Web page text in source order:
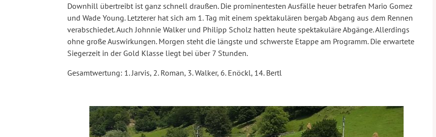
Downhill übertreibt ist ganz schnell draußen. Die prominentesten Ausfälle heuer betrafen Mario Gomez
und Wade Young. Letzterer hat sich am 1. Tag mit einem spektakulären bergab Abgang aus dem Rennen
verabschiedet. Auch Johnnie Walker und Philipp Scholz hatten heute spektakuläre Abgänge. Allerdings
ohne große Auswirkungen. Morgen steht die längste und schwerste Etappe am Programm. Die erwartete
Siegerzeit in der Gold Klasse liegt bei über 7 Stunden.
Gesamtwertung: 1. Jarvis, 2. Roman, 3. Walker, 6. Enöckl, 14. Bertl